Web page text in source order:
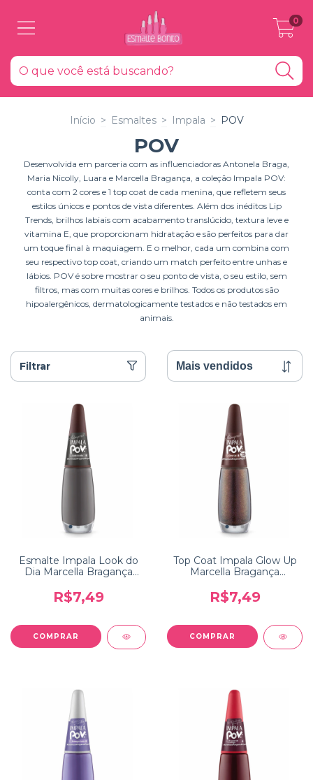
0
Início > Esmaltes > Impala > POV
POV
Desenvolvida em parceria com as influenciadoras Antonela Braga,
Maria Nicolly, Luara e Marcella Bragança, a coleção Impala POV:
conta com 2 cores e 1 top coat de cada menina, que refletem seus
estilos únicos e pontos de vista diferentes. Além dos inéditos Lip
Trends, brilhos labiais com acabamento translúcido, textura leve e
vitamina E, que proporcionam hidratação e são perfeitos para dar
um toque final à maquiagem. E o melhor, cada um combina com
seu respectivo top coat, criando um match perfeito entre unhas e
lábios. POV é sobre mostrar o seu ponto de vista, o seu estilo, sem
filtros, mas com muitas cores e brilhos. Todos os produtos são
hipoalergênicos, dermatologicamente testados e não testados em
animais.
Filtrar
Esmalte Impala Look do
Dia Marcella Bragança
R$7,49
Top Coat Impala Glow Up
Marcella Bragança
R$7,49